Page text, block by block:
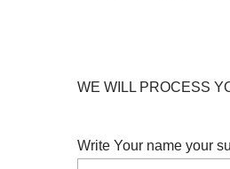
WE WILL PROCESS
Write Your name your